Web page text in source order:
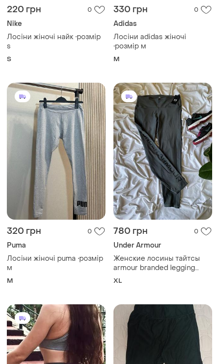
220 грн 0
Nike
Лосіни жіночі найк •розмір
s
S
330 грн 0
Adidas
Лосіни adidas жіночі
•розмір м
M
320 грн 0
Puma
Лосіни жіночі puma •розмір
м
M
780 грн 0
Under Armour
Женские лосины тайтсы
armour branded legging
under armour хл
XL